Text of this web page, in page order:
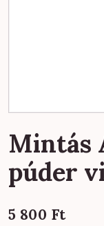
Mintás
púder
5 800 Ft